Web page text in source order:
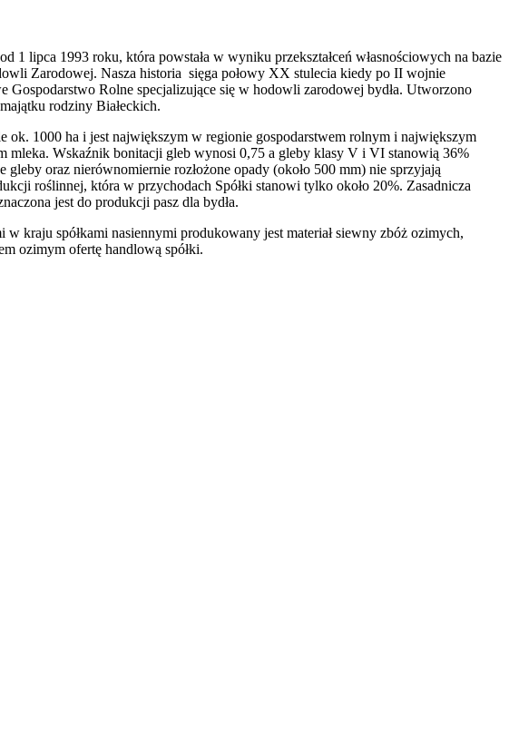
1 lipca 1993 roku, która powstała w wyniku przekształceń własnościowych na bazie
Zarodowej. Nasza historia sięga połowy XX stulecia kiedy po II wojnie
Gospodarstwo Rolne specjalizujące się w hodowli zarodowej bydła. Utworzono
rodziny Białeckich.
ok. 1000 ha i jest największym w regionie gospodarstwem rolnym i największym
mleka. Wskaźnik bonitacji gleb wynosi 0,75 a gleby klasy V i VI stanowią 36%
gleby oraz nierównomiernie rozłożone opady (około 500 mm) nie sprzyjają
roślinnej, która w przychodach Spółki stanowi tylko około 20%. Zasadnicza
jest do produkcji pasz dla bydła.
w kraju spółkami nasiennymi produkowany jest materiał siewny zbóż ozimych,
ozimym ofertę handlową spółki.